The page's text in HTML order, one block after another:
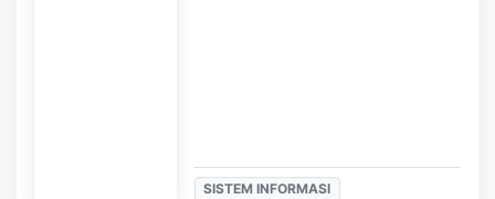
SISTEM INFORMASI